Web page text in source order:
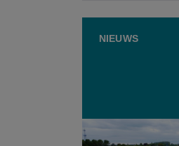
NIEUWS
Evaluatie